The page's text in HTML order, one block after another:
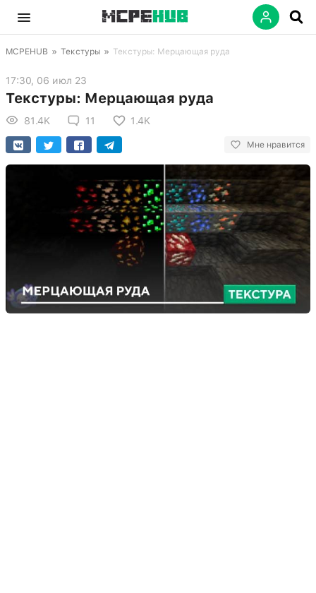
MCPEHUB » Текстуры » Текстуры: Мерцающая руда
17:30, 06 июл 23
Текстуры: Мерцающая руда
81.4K 11 1.4K
Мне нравится